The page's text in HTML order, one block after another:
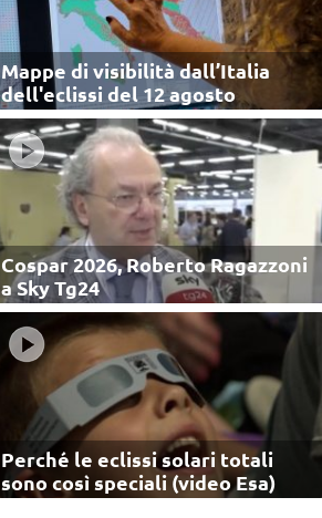
Mappe di visibilità dall’Italia
dell'eclissi del 12 agosto
Cospar 2026, Roberto Ragazzoni
a Sky Tg24
Perché le eclissi solari totali
sono così speciali (video Esa)